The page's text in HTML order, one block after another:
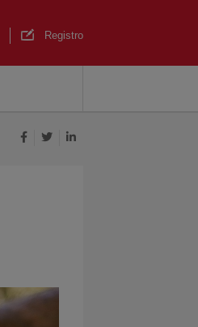
Registro